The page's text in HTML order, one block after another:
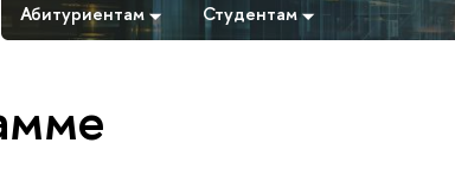
Абитуриентам Студентам